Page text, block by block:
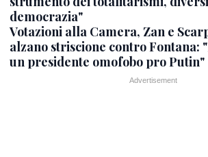
democrazia"
Votazioni alla Camera, Zan e
alzano striscione contro Fontana:
un presidente omofobo pro Putin"